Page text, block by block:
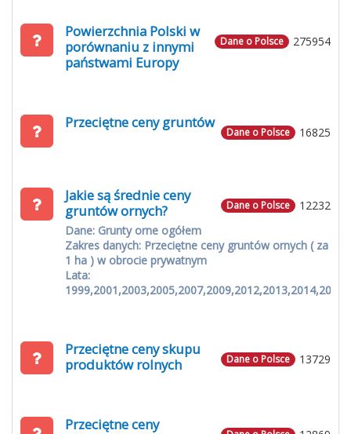
275954
Dane o Polsce
Powierzchnia Polski w
porównaniu z innymi
państwami Europy
16825
Dane o Polsce
Przeciętne ceny gruntów
12232
Dane o Polsce
Jakie są średnie ceny
gruntów ornych?
Dane: Grunty orne ogółem
Zakres danych: Przeciętne ceny gruntów ornych ( za
1 ha ) w obrocie prywatnym
Lata:
1999,2001,2003,2005,2007,2009,2012,2013,2014,2015
13729
Dane o Polsce
Przeciętne ceny skupu
produktów rolnych
Przeciętne ceny